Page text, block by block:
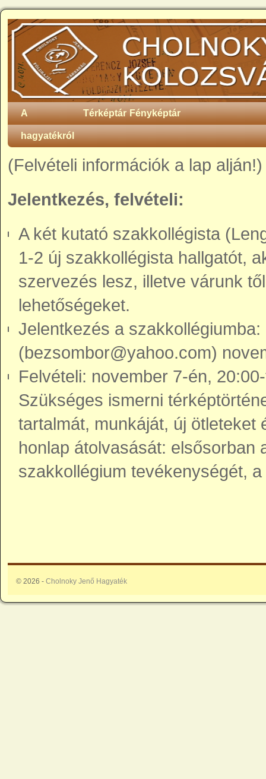
A
hagyatékról
Térképtár Fényképtár
(Felvételi információk a lap alján!)
Jelentkezés, felvételi:
A két kutató szakkollégista
1-2 új szakkollégista hallgatót,
szervezés lesz, illetve várunk
lehetőségeket.
Jelentkezés a
(bezsombor@yahoo.com)
Felvételi: november 7-én,
Szükséges ismerni
tartalmát, munkáját, új
honlap átolvasását: elsősorban
szakkollégium tevékenységét,
© 2026 - Cholnoky Jenő Hagyaték